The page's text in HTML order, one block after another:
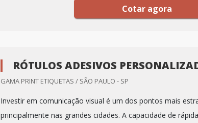
Cotar agora
RÓTULOS ADESIVOS
GAMA PRINT ETIQUETAS / SÃO PAULO - SP
Investir em comunicação visual é um dos pontos mais
principalmente nas grandes cidades. A capacidade de